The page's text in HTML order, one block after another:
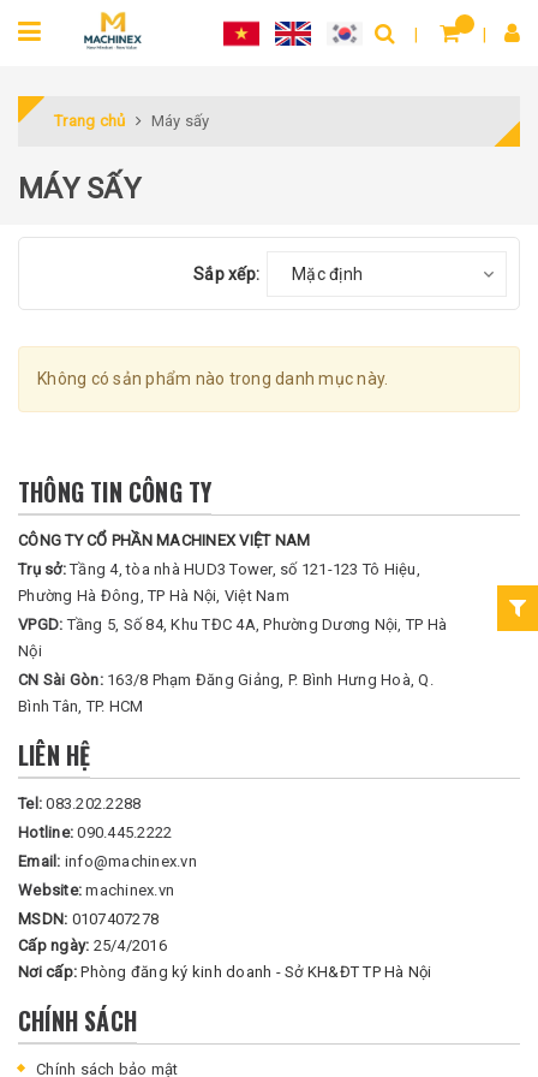
Trang chủ Máy sấy
MÁY SẤY
Sắp xếp: Mặc định
Không có sản phẩm nào trong danh mục này.
THÔNG TIN CÔNG TY
CÔNG TY CỔ PHẦN MACHINEX VIỆT NAM
Trụ sở:Tầng 4, tòa nhà HUD3 Tower, số 121-123 Tô Hiệu,
Phường Hà Đông, TP Hà Nội, Việt Nam
VPGD:Tầng 5, Số 84, Khu TĐC 4A, Phường Dương Nội, TP Hà
Nội
CN Sài Gòn: 163/8 Phạm Đăng Giảng, P. Bình Hưng Hoà, Q.
Bình Tân, TP. HCM
LIÊN HỆ
Tel:083.202.2288
Hotline:090.445.2222
Email: info@machinex.vn
Website:machinex.vn
MSDN: 0107407278
Cấp ngày: 25/4/2016
Nơi cấp:Phòng đăng ký kinh doanh - Sở KH&ĐT TP Hà Nội
CHÍNH SÁCH
Chính sách bảo mật